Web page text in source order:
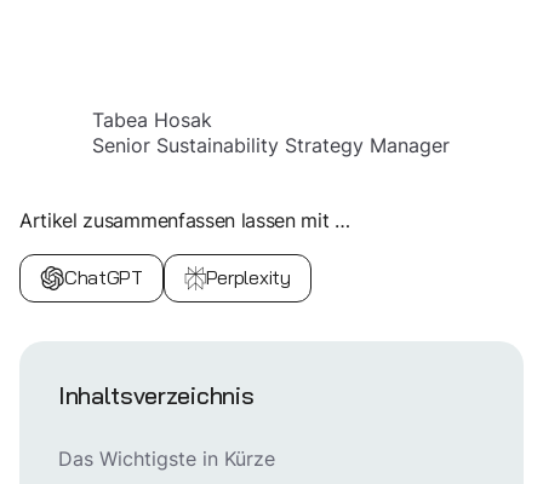
Tabea Hosak
Senior Sustainability Strategy Manager
Artikel zusammenfassen lassen mit …
ChatGPT Perplexity
Inhaltsverzeichnis
Das Wichtigste in Kürze